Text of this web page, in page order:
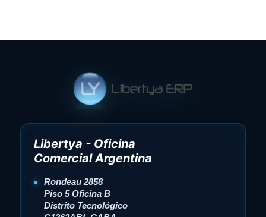
Libertya - Oficina
Comercial Argentina
Rondeau 2858
Piso 5 Oficina B
Distrito Tecnológico